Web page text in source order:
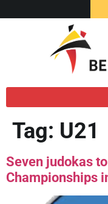
Tag: U21
Seven judokas
Championships